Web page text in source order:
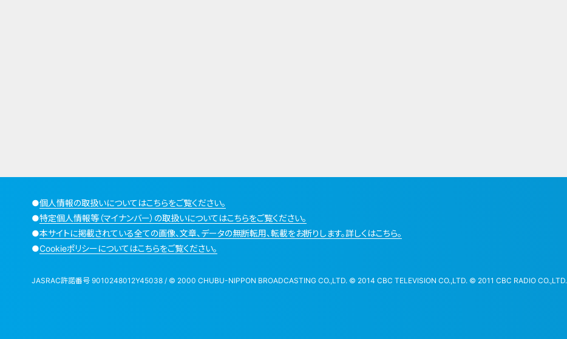
●個人情報の取扱いについてはこちらをご覧ください。
●特定個人情報等（マイナンバー）の取扱いについてはこちらをご覧ください。
●本サイトに掲載されている全ての画像、文章、データの無断転用、転載をお断りします。詳しくはこちら。
●Cookieポリシーについてはこちらをご覧ください。
JASRAC許諾番号 9010248012Y45038 / © 2000 CHUBU-NIPPON BROADCASTING CO.,LTD. © 2014 CBC TELEVISION CO.,LTD. © 2011 CBC RADIO CO.,LTD.